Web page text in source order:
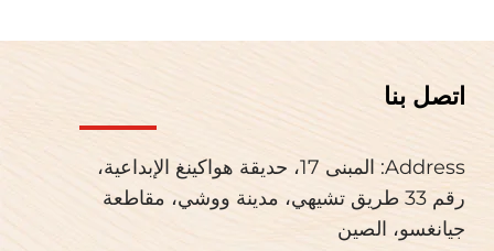
اتصل بنا
Address: المبنى 17، حديقة هواكينغ الإبداعية،
رقم 33 طريق تشيهي، مدينة ووشي، مقاطعة
جيانغسو، الصين